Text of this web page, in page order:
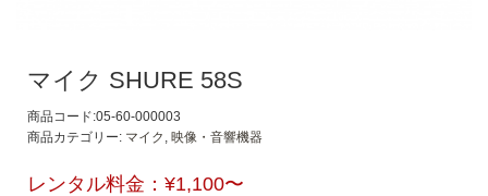
マイク SHURE 58S
商品コード:05-60-000003
商品カテゴリー: マイク 映像・音響機器
レンタル料金： ¥1,100〜